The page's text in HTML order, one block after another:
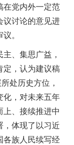
在党内外一定范
议讨论的意见进
。
、集思广益，
定，认为建议稿
处历史方位，
化，对未来五年
、接续推进中
，体现了以习近
各族人民续写经